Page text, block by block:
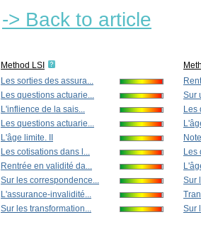
-> Back to article
Method LSI
Les sorties des assura...
Les questions actuarie...
L'inflience de la sais...
Les questions actuarie...
L'âge limite. II
Les cotisations dans l...
Rentrée en validité da...
Sur les correspondence...
L'assurance-invalidité...
Sur les transformation...
Sur
Les
Les
Sur
Sur